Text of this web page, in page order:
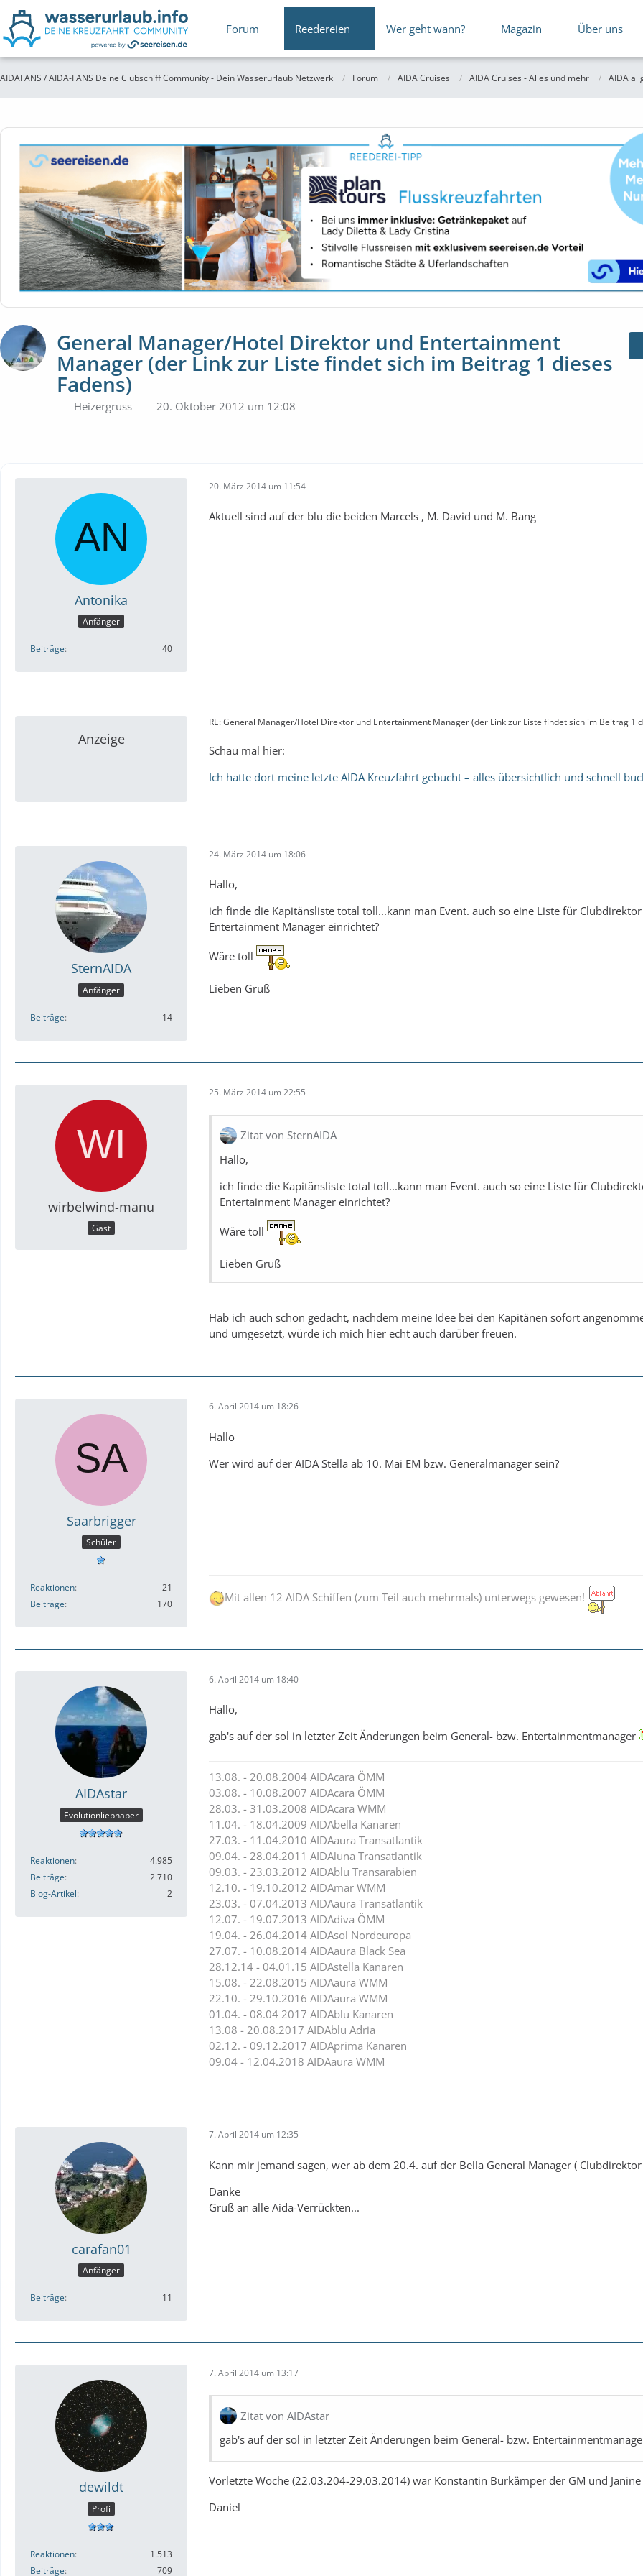
Forum Reedereien Wer geht wann? Magazin Über uns
AIDAFANS / AIDA-FANS Deine Clubschiff Community - Dein Wasserurlaub Netzwerk Forum AIDA Cruises AIDA Cruises - Alles und mehr AIDA
General Manager/Hotel Direktor und Entertainment
Manager (der Link zur Liste findet sich im Beitrag 1 dieses
Fadens)
Heizergruss 20. Oktober 2012 um 12:08
Antonika
Anfänger
Beiträge 40
20. März 2014 um 11:54
Aktuell sind auf der blu die beiden Marcels , M. David und M. Bang
Anzeige
RE: General Manager/Hotel Direktor und Entertainment Manager (der Link zur Liste findet sich im Beitrag 1
Schau mal hier:
Ich hatte dort meine letzte AIDA Kreuzfahrt gebucht – alles übersichtlich und schnell
SternAIDA
Anfänger
Beiträge 14
24. März 2014 um 18:06
Hallo,
ich finde die Kapitänsliste total toll...kann man Event. auch so eine Liste für
Entertainment Manager einrichtet?
Wäre toll
Lieben Gruß
wirbelwind-manu
Gast
25. März 2014 um 22:55
Zitat von SternAIDA
Hallo,
ich finde die Kapitänsliste total toll...kann man Event. auch so eine Liste für
Entertainment Manager einrichtet?
Wäre toll
Lieben Gruß
Hab ich auch schon gedacht, nachdem meine Idee bei den Kapitänen sofort
und umgesetzt, würde ich mich hier echt auch darüber freuen.
Saarbrigger
Schüler
Reaktionen
21
Beiträge
170
6. April 2014 um 18:26
Hallo
Wer wird auf der AIDA Stella ab 10. Mai EM bzw. Generalmanager sein?
Mit allen 12 AIDA Schiffen (zum Teil auch mehrmals) unterwegs gewesen!
AIDAstar
Evolutionliebhaber
Reaktionen
4.985
Beiträge
2.710
Blog-Artikel
2
6. April 2014 um 18:40
Hallo,
gab's auf der sol in letzter Zeit Änderungen beim General- bzw. Entertainmentmanager
13.08. - 20.08.2004 AIDAcara ÖMM
03.08. - 10.08.2007 AIDAcara ÖMM
28.03. - 31.03.2008 AIDAcara WMM
11.04. - 18.04.2009 AIDAbella Kanaren
27.03. - 11.04.2010 AIDAaura Transatlantik
09.04. - 28.04.2011 AIDAluna Transatlantik
09.03. - 23.03.2012 AIDAblu Transarabien
12.10. - 19.10.2012 AIDAmar WMM
23.03. - 07.04.2013 AIDAaura Transatlantik
12.07. - 19.07.2013 AIDAdiva ÖMM
19.04. - 26.04.2014 AIDAsol Nordeuropa
27.07. - 10.08.2014 AIDAaura Black Sea
28.12.14 - 04.01.15 AIDAstella Kanaren
15.08. - 22.08.2015 AIDAaura WMM
22.10. - 29.10.2016 AIDAaura WMM
01.04. - 08.04 2017 AIDAblu Kanaren
13.08 - 20.08.2017 AIDAblu Adria
02.12. - 09.12.2017 AIDAprima Kanaren
09.04 - 12.04.2018 AIDAaura WMM
carafan01
Anfänger
Beiträge 11
7. April 2014 um 12:35
Kann mir jemand sagen, wer ab dem 20.4. auf der Bella General Manager (
Danke
Gruß an alle Aida-Verrückten...
dewildt
Profi
Reaktionen
1.513
Beiträge
709
7. April 2014 um 13:17
Zitat von AIDAstar
gab's auf der sol in letzter Zeit Änderungen beim General- bzw.
Vorletzte Woche (22.03.204-29.03.2014) war Konstantin Burkämper der GM und Janine
Daniel